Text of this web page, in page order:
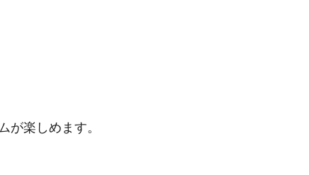
楽しめます。